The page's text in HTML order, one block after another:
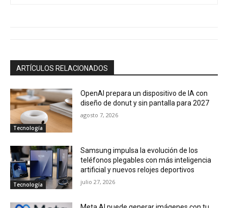
ARTÍCULOS RELACIONADOS
Tecnología
OpenAI prepara un dispositivo de IA con
diseño de donut y sin pantalla para 2027
agosto 7, 2026
Tecnología
Samsung impulsa la evolución de los
teléfonos plegables con más inteligencia
artificial y nuevos relojes deportivos
julio 27, 2026